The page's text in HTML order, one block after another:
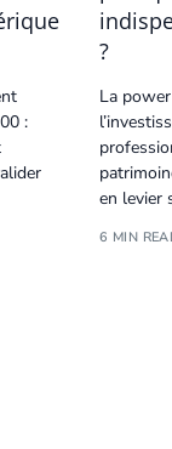
:
?
La
en levier
6 MIN